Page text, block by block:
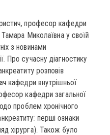
професор кафедри
Тамара Миколаївна у своїй
з новинами
Про сучасну діагностику
розповів
кафедри внутрішньої
кафедри загальної
проблем хронічного
перші ознаки
хірурга). Також було